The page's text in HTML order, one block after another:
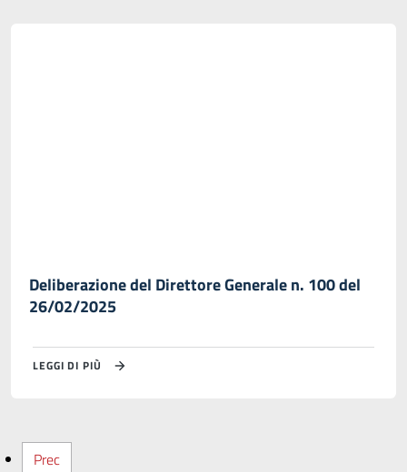
Deliberazione del Direttore Generale n. 100 del
26/02/2025
LEGGI DI PIÙ
Prec